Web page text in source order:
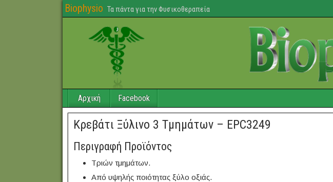
Biophysio Τα πάντα για την Φυσικοθεραπεία
Αρχική Facebook
Κρεβάτι Ξύλινο 3 Τμημάτων – EPC3249
Περιγραφή Προϊόντος
Τριών τμημάτων.
Από υψηλής ποιότητας ξύλο οξιάς.